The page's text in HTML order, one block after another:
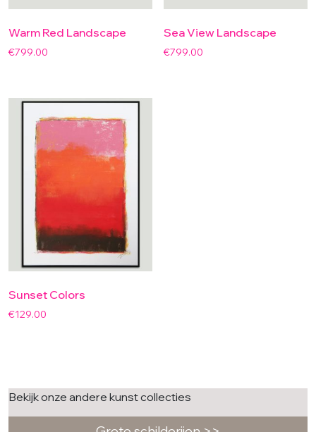
Warm Red Landscape
€799.00
Sea View Landscape
€799.00
Sunset Colors
€129.00
Bekijk onze andere kunst collecties